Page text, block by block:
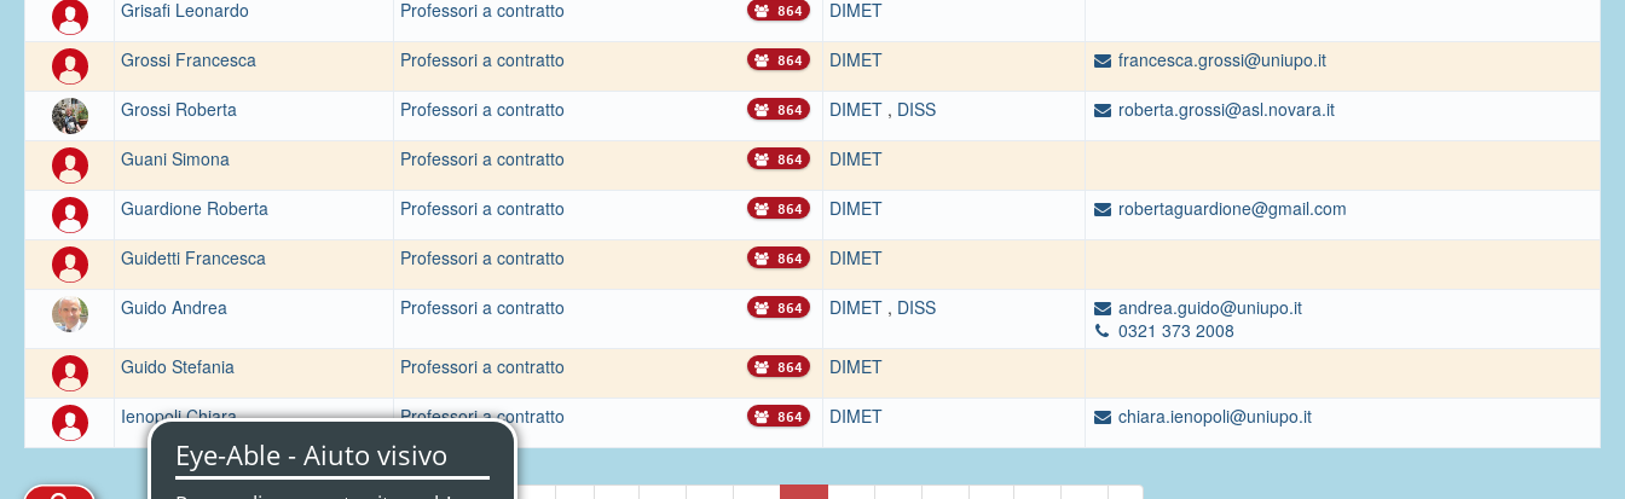
Grisafi Leonardo
Professori a contratto 864 DIMET
Grossi Francesca Professori a contratto 864 DIMET francesca.grossi@uniupo.it
Grossi Roberta Professori a contratto 864 DIMET , DISS roberta.grossi@asl.novara.it
Guani Simona Professori a contratto 864 DIMET
Guardione Roberta Professori a contratto 864 DIMET robertaguardione@gmail.com
Guidetti Francesca Professori a contratto 864 DIMET
Guido Andrea Professori a contratto 864 DIMET , DISS
andrea.guido@uniupo.it
0321 373 2008
Guido Stefania
Professori a contratto 864 DIMET
Ienopoli Chiara Professori a contratto 864 DIMET chiara.ienopoli@uniupo.it